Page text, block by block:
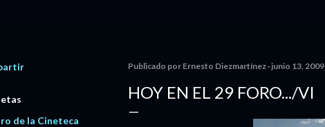
de la Cineteca
Publicado por Ernesto Diezmartínez junio 13, 2009
HOY EN EL 29 FORO.../VI